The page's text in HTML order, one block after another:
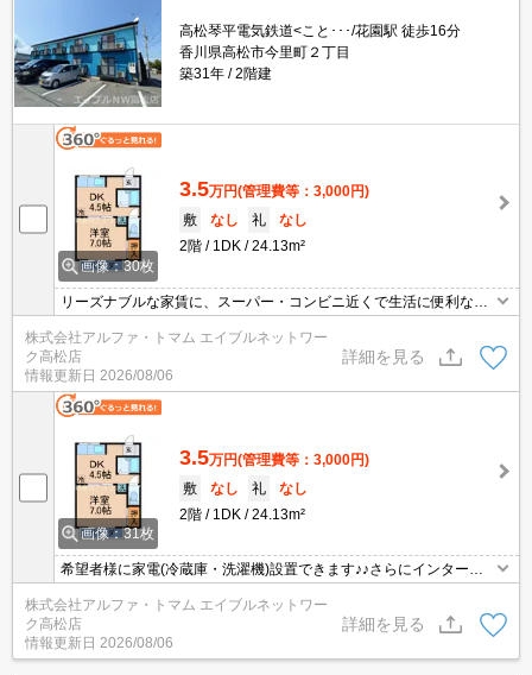
高松琴平電気鉄道<こと･･･/花園駅 徒歩16分
香川県高松市今里町２丁目
築31年
2階建
画像：30枚
3.5万円(管理費等：3,000円)
敷
なし 礼
なし
2階
1DK 24.13m²
リーズナブルな家賃に、スーパー・コンビニ近くで生活に便利な立
地です。 希望者様に家電(冷蔵庫・洗濯機)設置できます♪♪ さらにイ
ンターネット無料でご利用できます♪
株式会社アルファ・トマム エイブルネットワー
ク高松店
情報更新日 2026/08/06
詳細を見る
画像：31枚
3.5万円(管理費等：3,000円)
敷
なし 礼
なし
2階
1DK 24.13m²
希望者様に家電(冷蔵庫・洗濯機)設置できます♪♪さらにインターネ
株式会社アルファ・トマム エイブルネットワー
ク高松店
情報更新日 2026/08/06
詳細を見る